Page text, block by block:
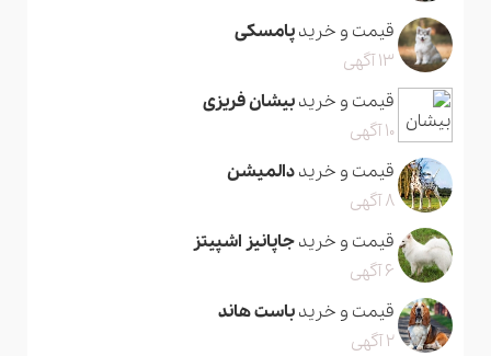
قیمت و خریدپامسکی
13 آگهی
قیمت و خریدبیشان فریزی
10 آگهی
قیمت و خریددالمیشن
8 آگهی
قیمت و خریدجاپانیز اشپیتز
6 آگهی
قیمت و خریدباست هاند
2 آگهی